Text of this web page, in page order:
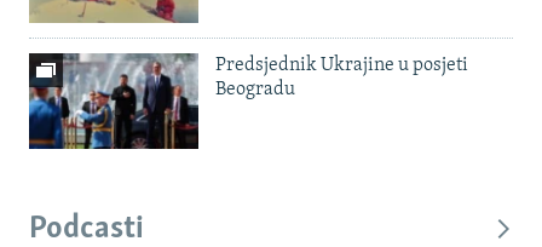
Predsjednik Ukrajine u posjeti
Beogradu
Podcasti